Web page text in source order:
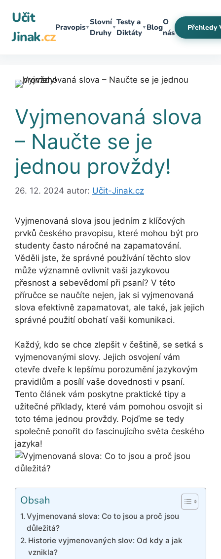
obsah
Učit
Jinak.cz
Pravopis▼
Slovní
Druhy
▼
Testy a
Diktáty
▼ Blog
O
nás
Přehledy
Vyjmenovaná slova
– Naučte se je
jednou provždy!
26. 12. 2024 autor: Učit-Jinak.cz
Vyjmenovaná slova jsou jedním z klíčových
prvků českého pravopisu, které mohou být pro
studenty často náročné na zapamatování.
Věděli jste, že správné používání těchto slov
může významně ovlivnit vaši jazykovou
přesnost a sebevědomí při psaní? V této
příručce se naučíte nejen, jak si vyjmenovaná
slova efektivně zapamatovat, ale také, jak jejich
správné použití obohatí vaši komunikaci.
Každý, kdo se chce zlepšit v češtině, se setká s
vyjmenovanými slovy. Jejich osvojení vám
otevře dveře k lepšímu porozumění jazykovým
pravidlům a posílí vaše dovednosti v psaní.
Tento článek vám poskytne praktické tipy a
užitečné příklady, které vám pomohou osvojit si
toto téma jednou provždy. Pojďme se tedy
společně ponořit do fascinujícího světa českého
jazyka!
Obsah
Vyjmenovaná slova: Co to jsou a proč jsou
důležitá?
Historie vyjmenovaných slov: Od kdy a jak
vznikla?